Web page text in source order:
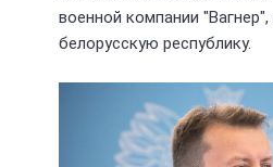
военной компании
белорусскую республику.